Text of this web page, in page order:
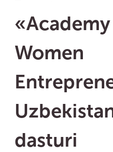
Women
dasturi